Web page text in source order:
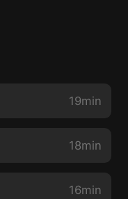
19min
18min
16min